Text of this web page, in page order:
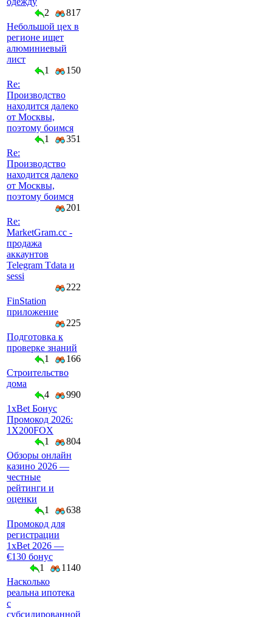
2
817
Небольшой цех в
регионе ищет
алюминиевый
лист
1
150
Re:
Производство
находится далеко
от Москвы,
поэтому боимся
1
351
Re:
Производство
находится далеко
от Москвы,
поэтому боимся
201
Re:
MarketGram.cc -
продажа
аккаунтов
Telegram Tdata и
sessi
222
FinStation
приложение
225
Подготовка к
проверке знаний
1
166
Строительство
дома
4
990
1xBet Бонус
Промокод 2026:
1X200FOX
1
804
Обзоры онлайн
казино 2026 —
честные
рейтинги и
оценки
1
638
Промокод для
регистрации
1xBet 2026 —
€130 бонус
1
1140
Насколько
реальна ипотека
с
субсидированной